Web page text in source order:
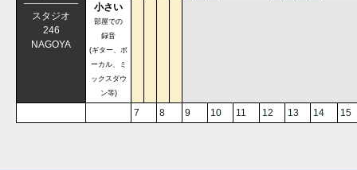
スタジオ
246
NAGOYA
小さい
部屋での
録音
(ギター、ボ
ーカル、ミ
ックスダウ
ン等)
7 8 9 10 11 12 13 14 15